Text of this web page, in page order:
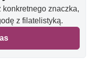
znaczka,
z filatelistyką.